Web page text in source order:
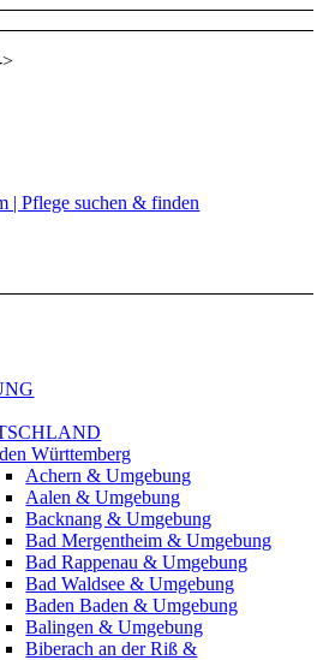
>
Württemberg
Achern & Umgebung
Aalen & Umgebung
Backnang & Umgebung
Bad Mergentheim & Umgebung
Bad Rappenau & Umgebung
Bad Waldsee & Umgebung
Baden Baden & Umgebung
Balingen & Umgebung
Biberach an der Riß &